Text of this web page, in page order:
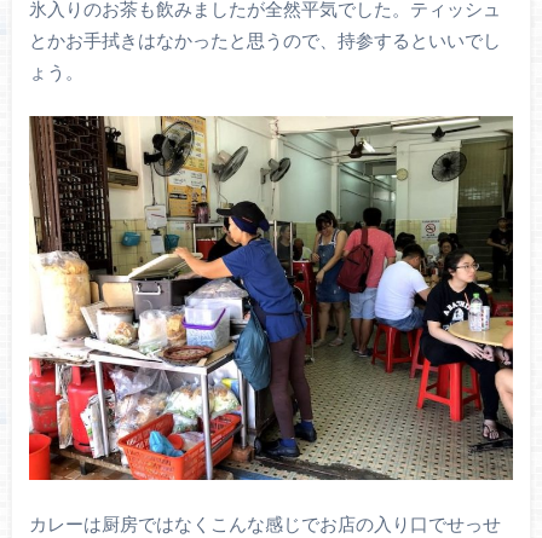
氷入りのお茶も飲みましたが全然平気でした。ティッシュ
とかお手拭きはなかったと思うので、持参するといいでし
ょう。
カレーは厨房ではなくこんな感じでお店の入り口でせっせ